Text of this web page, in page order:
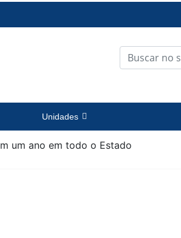
Unidades
um ano em todo o Estado